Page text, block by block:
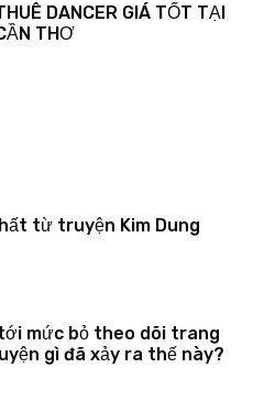
DANCER GIÁ TỐT TẠI
THƠ
từ truyện Kim Dung
mức bỏ theo dõi trang
gì đã xảy ra thế này?